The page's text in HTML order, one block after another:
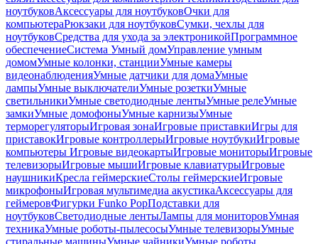
ноутбуковАксессуары для ноутбуковОчки для
компьютераРюкзаки для ноутбуковСумки, чехлы для
ноутбуковСредства для ухода за электроникойПрограммное
обеспечениеСистема Умный домУправление умным
домомУмные колонки, станцииУмные камеры
видеонаблюденияУмные датчики для домаУмные
лампыУмные выключателиУмные розеткиУмные
светильникиУмные светодиодные лентыУмные релеУмные
замкиУмные домофоныУмные карнизыУмные
терморегуляторыИгровая зонаИгровые приставкиИгры для
приставокИгровые контроллерыИгровые ноутбукиИгровые
компьютеры Игровые видеокартыИгровые мониторыИгровые
телевизорыИгровые мышиИгровые клавиатурыИгровые
наушникиКресла геймерскиеСтолы геймерскиеИгровые
микрофоныИгровая мультимедиа акустикаАксессуары для
геймеровФигурки Funko PopПодставки для
ноутбуковСветодиодные лентыЛампы для мониторовУмная
техникаУмные роботы-пылесосыУмные телевизорыУмные
стиральные машиныУмные чайникиУмные роботы